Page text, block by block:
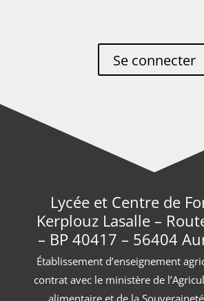
Se connecter
Lycée et Centre de
Kerplouz Lasalle –
– BP 40417 – 56404
Établissement d’enseignement
contrat avec le ministère de
alimentaire et de la